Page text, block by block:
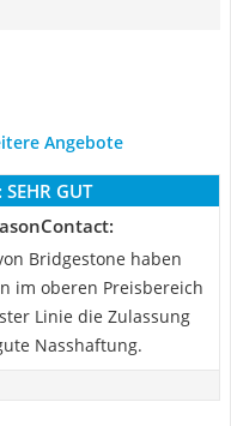
Angebote
SEHR GUT
Bridgestone haben
im oberen Preisbereich
Linie die Zulassung
Nasshaftung.